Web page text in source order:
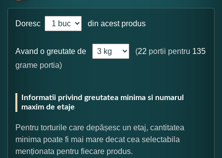
Doresc din acest produs
Avand o greutate de (22 portii pentru 135
grame portia)
Informatii privind greutatea minima si numarul
maxim de etaje
Pentru torturile care depășesc un etaj, cantitatea
minima poate fi mai mare decat cea selectabila
menționata pentru fiecare produs.